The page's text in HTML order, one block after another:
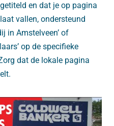
en dat je op pagina
vallen, ondersteund
in Amstelveen’ of
op de specifieke
dat de lokale pagina